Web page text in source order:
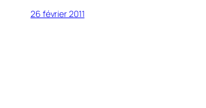
26 février 2011